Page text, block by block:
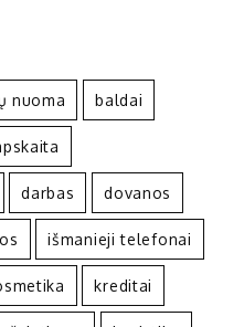
nuoma baldai
darbas dovanos
išmanieji telefonai
kreditai